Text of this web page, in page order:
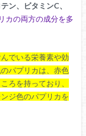
ン、ビタミンC、
カの両方の成分を多
でいる栄養素や効
パプリカは、赤色
ろを持っており、
ジ色のパプリカを